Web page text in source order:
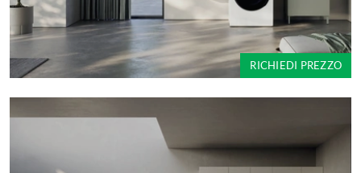
RICHIEDI PREZZO